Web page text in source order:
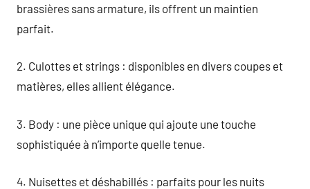
brassières sans armature, ils offrent un maintien
parfait.
2. Culottes et strings : disponibles en divers coupes et
matières, elles allient élégance.
3. Body : une pièce unique qui ajoute une touche
sophistiquée à n’importe quelle tenue.
4. Nuisettes et déshabillés : parfaits pour les nuits